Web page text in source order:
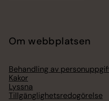
Om webbplatsen
Behandling av
Kakor
Lyssna
Tillgänglighetsredogörelse